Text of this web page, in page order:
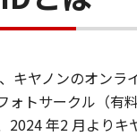
、キヤノンのオン
ォトサークル（有
2024 年2 月より